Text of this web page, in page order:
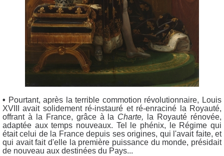
• Pourtant, après la terrible commotion révolutionnaire, Louis
XVIII avait solidement ré-instauré et ré-enraciné la Royauté,
offrant à la France, grâce à la Charte, la Royauté rénovée,
adaptée aux temps nouveaux. Tel le phénix, le Régime qui
était celui de la France depuis ses origines, qui l'avait faite, et
qui avait fait d'elle la première puissance du monde, présidait
de nouveau aux destinées du Pays...